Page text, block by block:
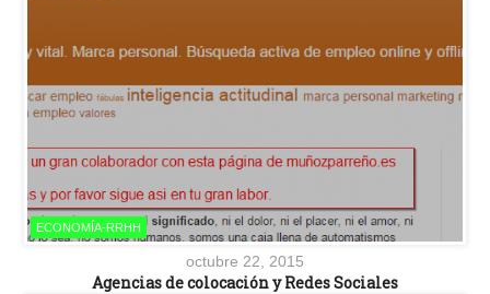
ECONOMÍA-RRHH
octubre 22, 2015
Agencias de colocación y Redes Sociales